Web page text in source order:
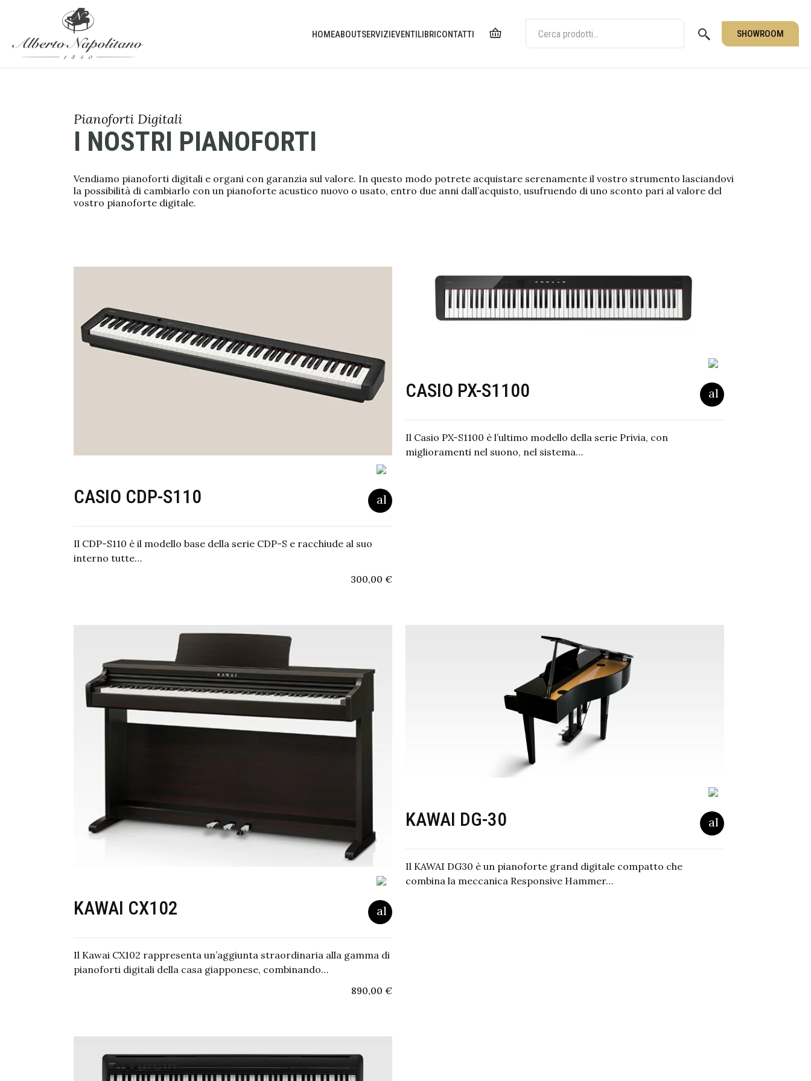
HOMEABOUTSERVIZIEVENTILIBRICONTATTI SHOWROOM
Pianoforti Digitali
I NOSTRI PIANOFORTI
Vendiamo pianoforti digitali e organi con garanzia sul valore. In questo modo potrete acquistare serenamente il vostro strumento lasciandovi
la possibilità di cambiarlo con un pianoforte acustico nuovo o usato, entro due anni dall’acquisto, usufruendo di uno sconto pari al valore del
vostro pianoforte digitale.
CASIO CDP-S110
Il CDP-S110 è il modello base della serie CDP-S e racchiude al suo
interno tutte…
300,00 €
CASIO PX-S1100
Il Casio PX-S1100 è l’ultimo modello della serie Privia, con
miglioramenti nel suono, nel sistema…
KAWAI CX102
Il Kawai CX102 rappresenta un’aggiunta straordinaria alla gamma di
pianoforti digitali della casa giapponese, combinando…
890,00 €
KAWAI DG-30
Il KAWAI DG30 è un pianoforte grand digitale compatto che
combina la meccanica Responsive Hammer…